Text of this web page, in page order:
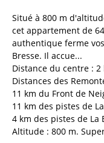
Situé à 800 m
cet appartement de
authentique ferme
Bresse. Il accue...
Distance du centre : 2
Distances des
11 km du Front de
11 km des pistes de
4 km des pistes de La
Altitude : 800 m